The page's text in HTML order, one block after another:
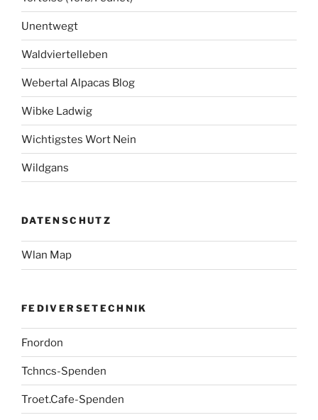
Unentwegt
Waldviertelleben
Webertal Alpacas Blog
Wibke Ladwig
Wichtigstes Wort Nein
Wildgans
DATENSCHUTZ
Wlan Map
FEDIVERSETECHNIK
Fnordon
Tchncs-Spenden
Troet.Cafe-Spenden